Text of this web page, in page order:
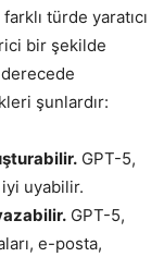
türde yaratıcı
bir şekilde
şunlardır:
GPT-5,
uyabilir.
GPT-5,
e-posta,